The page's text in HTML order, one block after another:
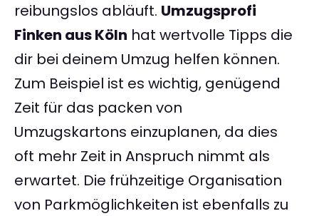
reibungslos abläuft. Umzugsprofi
Finken aus Köln hat wertvolle Tipps die
dir bei deinem Umzug helfen können.
Zum Beispiel ist es wichtig, genügend
Zeit für das packen von
Umzugskartons einzuplanen, da dies
oft mehr Zeit in Anspruch nimmt als
erwartet. Die frühzeitige Organisation
von Parkmöglichkeiten ist ebenfalls zu